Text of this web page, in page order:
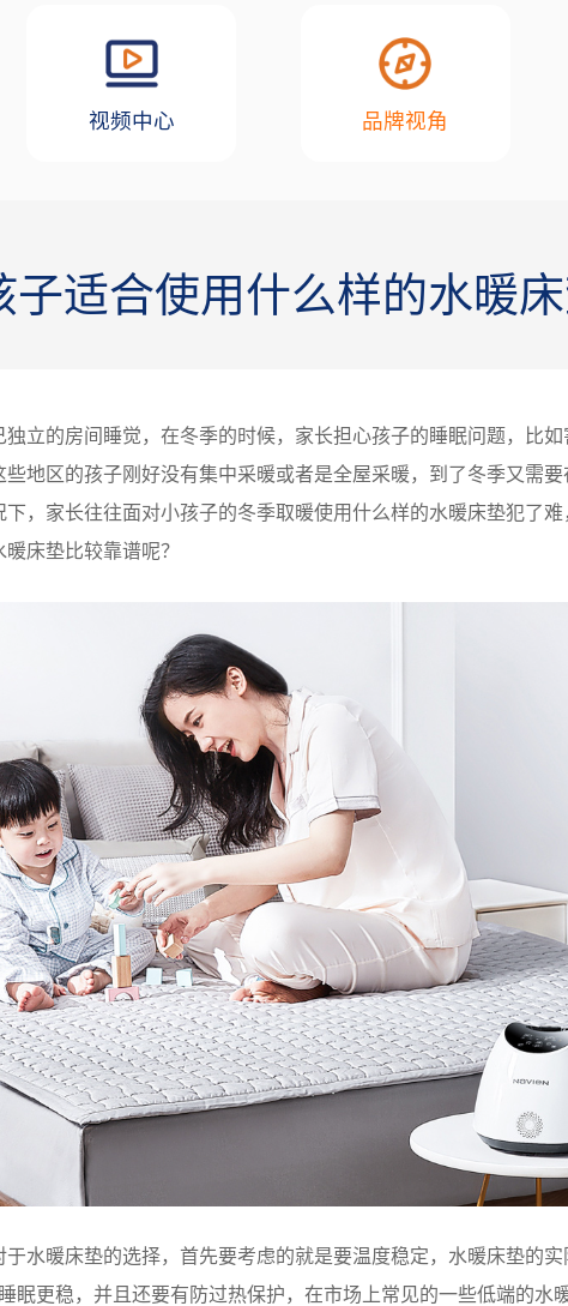
视频中心 品牌视角
子适合使用什么样的水暖床
立的房间睡觉，在冬季的时候，家长担心孩子的睡眠问题，比
地区的孩子刚好没有集中采暖或者是全屋采暖，到了冬季又需
，家长往往面对小孩子的冬季取暖使用什么样的水暖床垫犯了
床垫比较靠谱呢？
水暖床垫的选择，首先要考虑的就是要温度稳定，水暖床垫的
眠更稳，并且还要有防过热保护，在市场上常见的一些低端的水